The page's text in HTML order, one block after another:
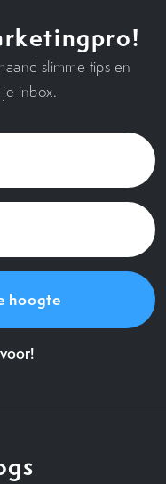
slimme tips en
inbox.